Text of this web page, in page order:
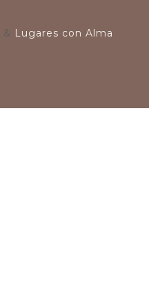
& Lugares con Alma